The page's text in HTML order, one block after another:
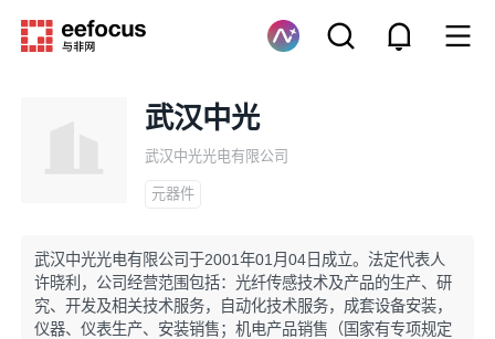
武汉中光
武汉中光光电有限公司
元器件
武汉中光光电有限公司于2001年01月04日成立。法定代表人
许晓利，公司经营范围包括：光纤传感技术及产品的生产、研
究、开发及相关技术服务，自动化技术服务，成套设备安装，
仪器、仪表生产、安装销售；机电产品销售（国家有专项规定